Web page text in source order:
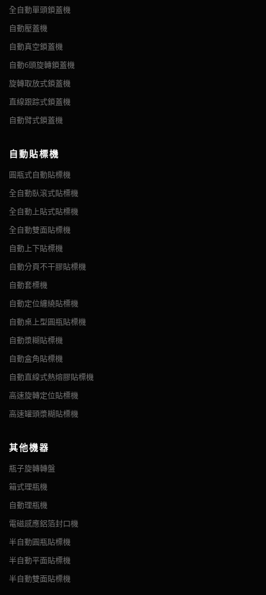
液、漂白液等。 並...
VKPAK 自動腐蝕充填機是一種專門設計的定時流量容積式充填機，
器的速度和易用性使該機器成為生產酸、漂白劑、氨水的化工廠以
及填充腐蝕性鹽水溶液的食品廠的理想解決方案。 每台機器均由適
合其預期產品的耐腐蝕材料製成。
自動腐蝕性充填機還包括帶有作業記憶的全數字彩色觸摸屏顯示
訓。
本機推薦產品 消毒劑、酸、漂白劑、氨水、鹽水、鹽溶液、腐蝕性
液體、酒精、殺蟲劑、溶劑、酒精等。
蓋和金屬蓋鎖蓋 主體結構由耐用的 304 不銹鋼製成。 本機採用
觸摸屏控制； 參數可以很容易地在觸摸屏上設置。 通過調整對
不同尺寸的圓瓶、...
動化，操作簡單，生產速度快，貼標位置均勻、美觀、整齊； 適
用於醫藥、化工、食品等行業的圓形容器貼標，可全圓、半週貼
標。 可選配色帶打碼機和打印機，貼標同時實現打印生產批號、
自動定位纏繞貼標機
摘要 專為圓瓶定向貼標設計，帶有定向裝置，可保證貼標精度，
特別適用於環繞式標籤。 定向纏繞貼標機由伺服電機控制（標籤
精度為1mm），適用於任何類型的圓形容器。 貼標機的所有電
氣部件均採用台灣或日本製造。 三點夾持機構可實現圓瓶的高貼
填機或我們任何其他設備的更多信息，請隨時與我們聯繫。
全自動單頭鎖蓋機
自動壓蓋機
自動真空鎖蓋機
自動6頭旋轉鎖蓋機
旋轉取放式鎖蓋機
直線跟踪式鎖蓋機
自動臂式鎖蓋機
自動貼標機
圓瓶式自動貼標機
全自動臥滾式貼標機
全自動上貼式貼標機
全自動雙面貼標機
自動上下貼標機
自動分頁不干膠貼標機
自動套標機
自動定位纏繞貼標機
自動桌上型圓瓶貼標機
自動漿糊貼標機
自動盒角貼標機
自動直線式熱熔膠貼標機
高速旋轉定位貼標機
高速罐頭漿糊貼標機
其他機器
瓶子旋轉轉盤
箱式理瓶機
自動理瓶機
電磁感應鋁箔封口機
半自動圓瓶貼標機
半自動平面貼標機
半自動雙面貼標機